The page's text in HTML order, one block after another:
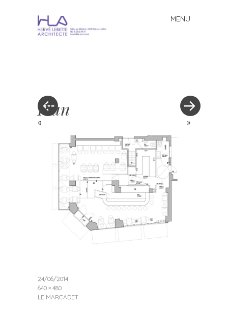
MENU
Skip to content
« »
Plan
24/06/2014
640 × 480
LE MARCADET